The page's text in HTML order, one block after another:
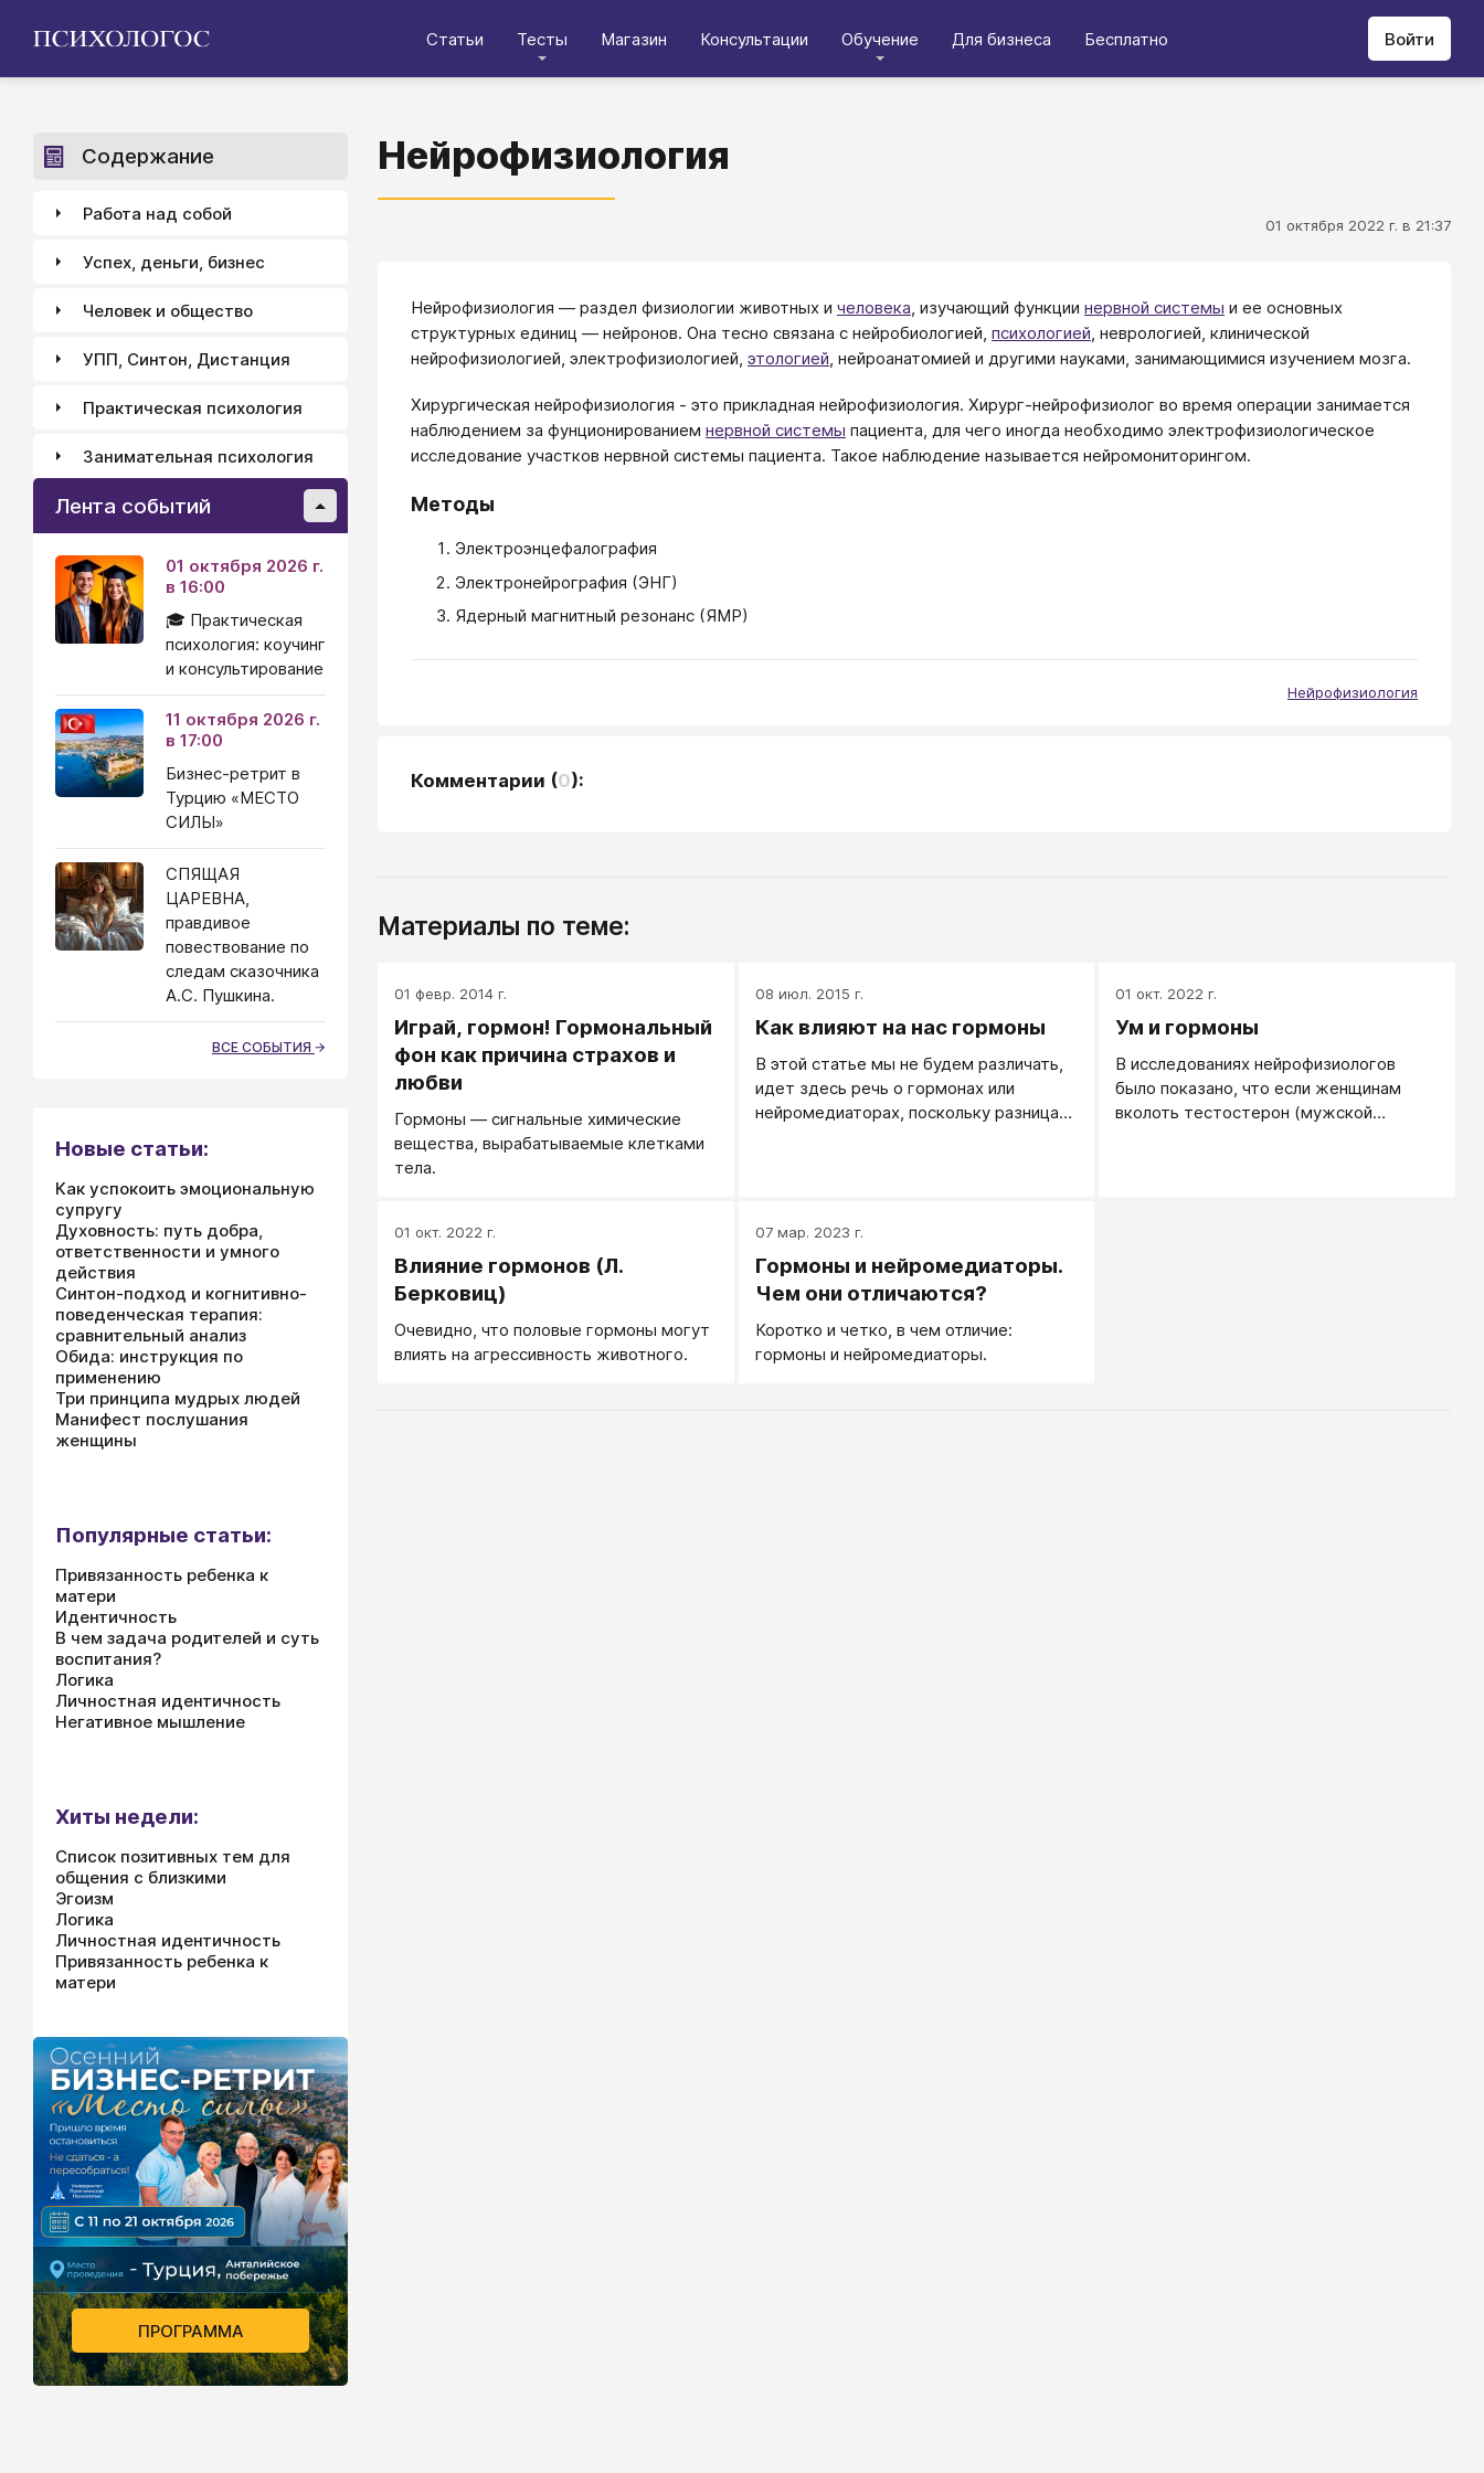
Статьи Тесты Магазин Консультации Обучение Для бизнеса Бесплатно Войти
Нейрофизиология
01 октября 2022 г. в 21:37
Нейрофизиология — раздел физиологии животных и человека, изучающий функции нервной системы и ее основных
структурных единиц — нейронов. Она тесно связана с нейробиологией, психологией, неврологией, клинической
нейрофизиологией, электрофизиологией, этологией, нейроанатомией и другими науками, занимающимися изучением мозга.
Хирургическая нейрофизиология - это прикладная нейрофизиология. Хирург-нейрофизиолог во время операции занимается
наблюдением за фунционированием нервной системы пациента, для чего иногда необходимо электрофизиологическое
исследование участков нервной системы пациента. Такое наблюдение называется нейромониторингом.
Методы
Электроэнцефалография
Электронейрография (ЭНГ)
Ядерный магнитный резонанс (ЯМР)
Нейрофизиология
Комментарии (0):
Материалы по теме:
01 февр. 2014 г.
Играй, гормон! Гормональный
фон как причина страхов и
любви
Гормоны — сигнальные химические
вещества, вырабатываемые клетками
тела.
08 июл. 2015 г.
Как влияют на нас гормоны
В этой статье мы не будем различать,
идет здесь речь о гормонах или
нейромедиаторах, поскольку разница
01 окт. 2022 г.
Ум и гормоны
В исследованиях нейрофизиологов
было показано, что если женщинам
вколоть тестостерон (мужской
01 окт. 2022 г.
Влияние гормонов (Л.
Берковиц)
Очевидно, что половые гормоны могут
влиять на агрессивность животного.
07 мар. 2023 г.
Гормоны и нейромедиаторы.
Чем они отличаются?
Коротко и четко, в чем отличие:
гормоны и нейромедиаторы.
Содержание
Работа над собой
Успех, деньги, бизнес
Человек и общество
УПП, Синтон, Дистанция
Практическая психология
Занимательная психология
Лента событий
01 октября 2026 г.
в 16:00
🎓 Практическая
психология: коучинг
и консультирование
11 октября 2026 г.
в 17:00
Бизнес-ретрит в
Турцию «МЕСТО
СИЛЫ»
СПЯЩАЯ
ЦАРЕВНА,
правдивое
повествование по
следам сказочника
А.С. Пушкина.
ВСЕ СОБЫТИЯ
Новые статьи:
Как успокоить эмоциональную
супругу
Духовность: путь добра,
ответственности и умного
действия
Синтон-подход и когнитивно-
поведенческая терапия:
сравнительный анализ
Обида: инструкция по
применению
Три принципа мудрых людей
Манифест послушания
женщины
Популярные статьи:
Привязанность ребенка к
матери
Идентичность
В чем задача родителей и суть
воспитания?
Логика
Личностная идентичность
Негативное мышление
Хиты недели:
Список позитивных тем для
общения с близкими
Эгоизм
Логика
Личностная идентичность
Привязанность ребенка к
матери
ПРОГРАММА